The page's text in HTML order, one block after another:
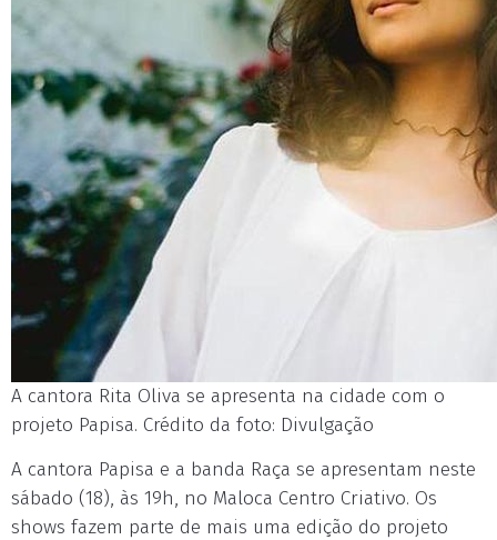
A cantora Rita Oliva se apresenta na cidade com o
projeto Papisa. Crédito da foto: Divulgação
A cantora Papisa e a banda Raça se apresentam neste
sábado (18), às 19h, no Maloca Centro Criativo. Os
shows fazem parte de mais uma edição do projeto